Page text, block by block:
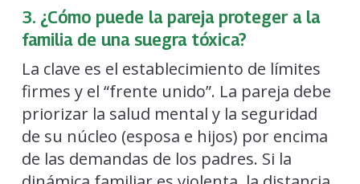
3. ¿Cómo puede la pareja proteger a la
familia de una suegra tóxica?
La clave es el establecimiento de límites
firmes y el “frente unido”. La pareja debe
priorizar la salud mental y la seguridad
de su núcleo (esposa e hijos) por encima
de las demandas de los padres. Si la